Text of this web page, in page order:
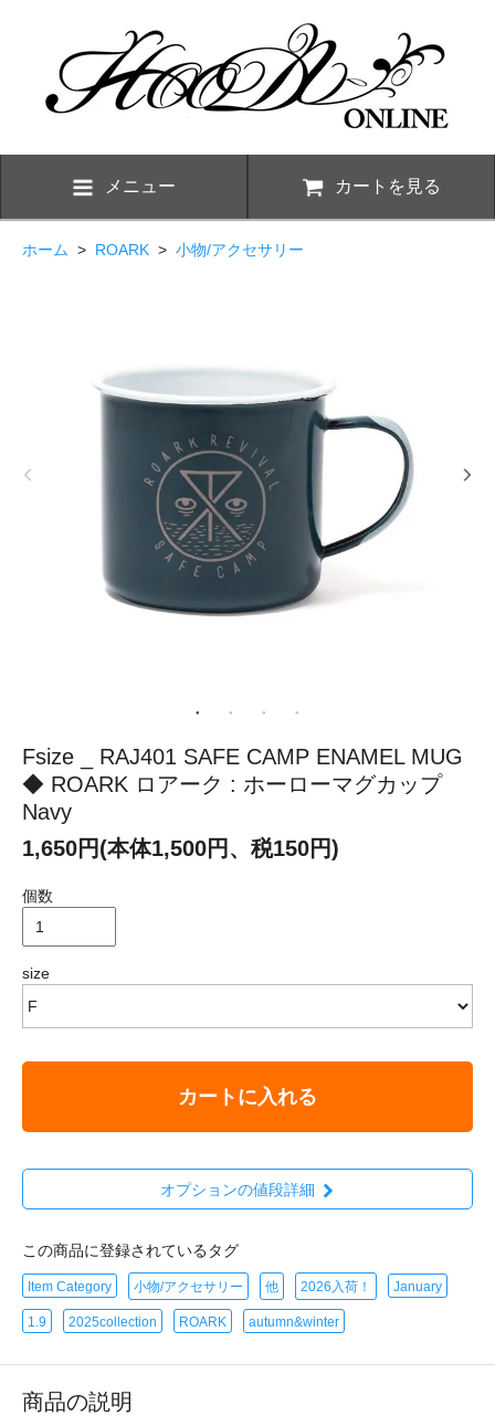
メニュー カートを見る
ホーム > ROARK > 小物/アクセサリー
Fsize _ RAJ401 SAFE CAMP ENAMEL MUG
◆ ROARK ロアーク : ホーローマグカップ
Navy
1,650円(本体1,500円、税150円)
個数
size
カートに入れる
オプションの値段詳細
この商品に登録されているタグ
Item Category 小物/アクセサリー 他 2026入荷！ January
1.9 2025collection ROARK autumn&winter
商品の説明